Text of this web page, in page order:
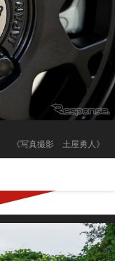
《写真撮影 土屋勇人》